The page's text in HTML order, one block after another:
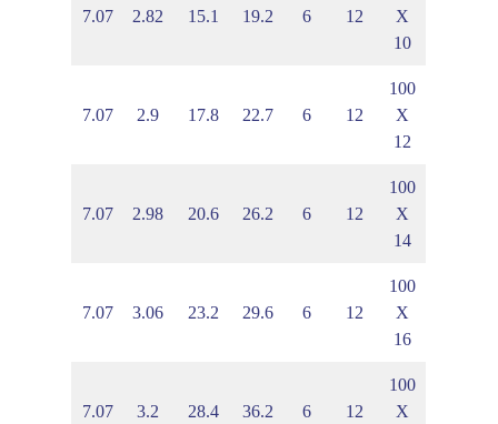
X
10
12
6
19.2
15.1
2.82
7.07
100
X
12
12
6
22.7
17.8
2.9
7.07
100
X
14
12
6
26.2
20.6
2.98
7.07
100
X
16
12
6
29.6
23.2
3.06
7.07
100
X
12
6
36.2
28.4
3.2
7.07